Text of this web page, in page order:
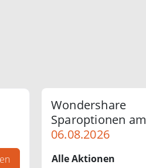
Wondershare
Sparoptionen am
06.08.2026
Alle Aktionen